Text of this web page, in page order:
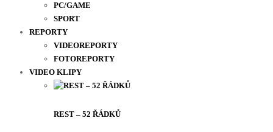
PC/GAME
SPORT
REPORTY
VIDEOREPORTY
FOTOREPORTY
VIDEO KLIPY
REST – 52 ŘÁDKŮ